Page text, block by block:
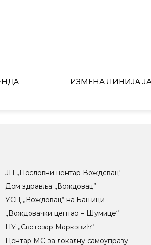
ИЗМЕНА ЛИНИЈА
ЈП „Пословни центар Вождовац“
Дом здравља „Вождовац”
УСЦ „Вождовац“ на Бањици
„Вождовачки центар – Шумице“
НУ „Светозар Марковић“
Центар МO за локалну самоуправу